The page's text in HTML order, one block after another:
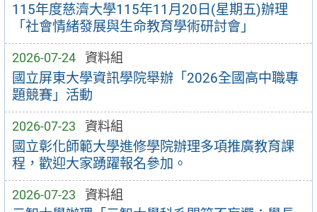
115年度慈濟大學115年11月20日(星期五)辦理
「社會情緒發展與生命教育學術研討會」
2026-07-24 資料組
國立屏東大學資訊學院舉辦「2026全國高中職專
題競賽」活動
2026-07-23 資料組
國立彰化師範大學進修學院辦理多項推廣教育課
程，歡迎大家踴躍報名參加。
2026-07-23 資料組